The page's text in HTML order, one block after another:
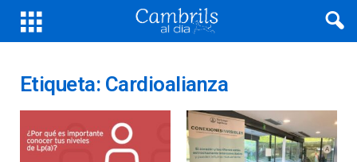
Etiqueta: Cardioalianza